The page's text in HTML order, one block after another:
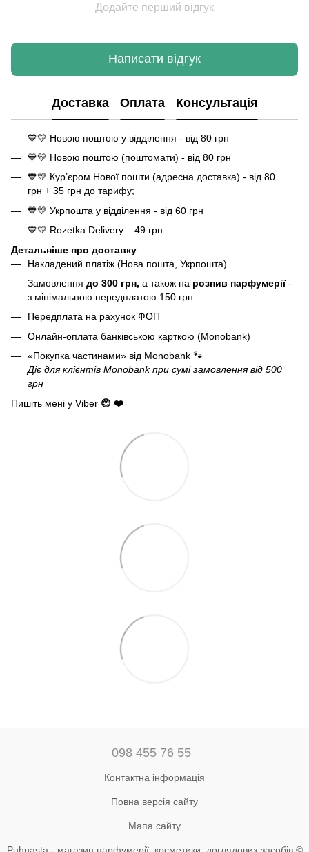
Додайте перший відгук
Написати відгук
Доставка Оплата Консультація
💙💛 Новою поштою у відділення - від 80 грн
💙💛 Новою поштою (поштомати) - від 80 грн
💙💛 Кур’єром Нової пошти (адресна доставка) - від 80
грн + 35 грн до тарифу;
💙💛 Укрпошта у відділення - від 60 грн
💙💛 Rozetka Delivery – 49 грн
Детальніше про доставку
Накладений платіж (Нова пошта, Укрпошта)
Замовлення до 300 грн, а також на розпив парфумерії-
з мінімальною передплатою 150 грн
Передплата на рахунок ФОП
Онлайн-оплата банківською карткою (Monobank)
«Покупка частинами» від Monobank 🐾
Діє для клієнтів Monobank при сумі замовлення від 500
грн
Пишіть мені у Viber 😊 ❤️
098 455 76 55
Контактна інформація
Повна версія сайту
Мапа сайту
Puhnasta - магазин парфумерії, косметики, доглядових засобів ©